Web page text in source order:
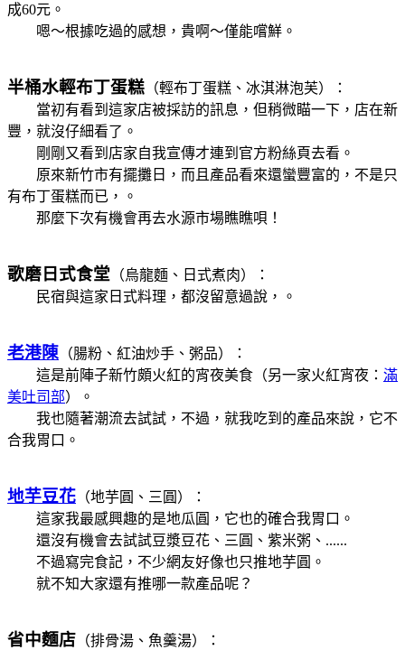
成60元。
嗯～根據吃過的感想，貴啊～僅能嚐鮮。
半桶水輕布丁蛋糕 （輕布丁蛋糕、冰淇淋泡芙）：
當初有看到這家店被採訪的訊息，但稍微瞄一下，店在新
豐，就沒仔細看了。
剛剛又看到店家自我宣傳才連到官方粉絲頁去看。
原來新竹市有擺攤日，而且產品看來還蠻豐富的，不是只
有布丁蛋糕而已，
。
那麼下次有機會再去水源市場瞧瞧唄！
歌磨日式食堂 （烏龍麵、日式煮肉）
：
民宿與這家日式料理，都沒留意過說，
。
老港陳 （腸粉 、紅油炒手、粥品）：
這是前陣子新竹頗火紅的宵夜美食（另一家火紅宵夜： 滿
美吐司部）。
我也隨著潮流去試試，不過，就我吃到的產品來說，它不
合我胃口。
地芋豆花 （地芋圓、三圓）：
這家我最感興趣的是地瓜圓，它也的確合我胃口。
還沒有機會去試試豆漿豆花、三圓、紫米粥、......
不過寫完食記，不少網友好像也只推地芋圓。
就不知大家還有推哪一款產品呢？
省中麵店 （排骨湯、魚羹湯）：